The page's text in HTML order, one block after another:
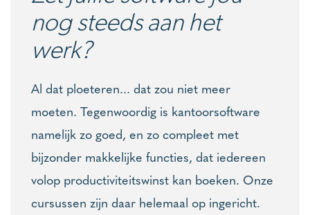
nog steeds aan het
werk?
Al dat ploeteren... dat zou niet meer
moeten. Tegenwoordig is kantoorsoftware
namelijk zo goed, en zo compleet met
bijzonder makkelijke functies, dat iedereen
volop productiviteitswinst kan boeken. Onze
cursussen zijn daar helemaal op ingericht.